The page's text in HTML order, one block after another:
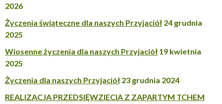
2026
Życzenia świąteczne dla naszych Przyjaciół 24 grudnia
2025
Wiosenne życzenia dla naszych Przyjaciół 19 kwietnia
2025
Życzenia dla naszych Przyjaciół 23 grudnia 2024
REALIZACJA PRZEDSIĘWZIECIA Z ZAPARTYM TCHEM